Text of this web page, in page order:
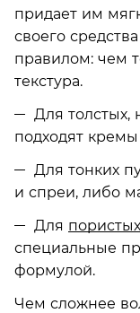
придает им
своего
правилом: чем
текстура.
Для
подходят
Для тонких
и спреи, либо
Для пористых
специальные
формулой.
Чем сложнее